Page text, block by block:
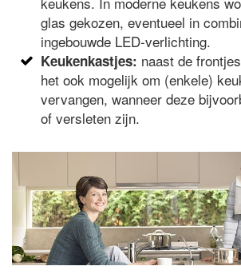
glas gekozen, eventueel in
ingebouwde LED-verlichting.
Keukenkastjes: naast de
het ook mogelijk om (enkele)
vervangen, wanneer deze
of versleten zijn.